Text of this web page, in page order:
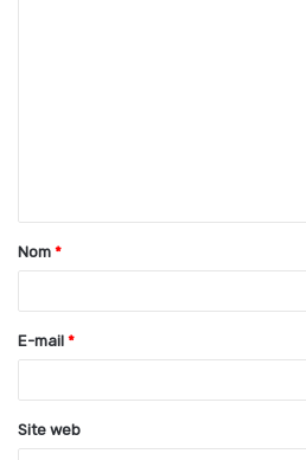
t
a
e
*
Nom *
E-mail *
Site web